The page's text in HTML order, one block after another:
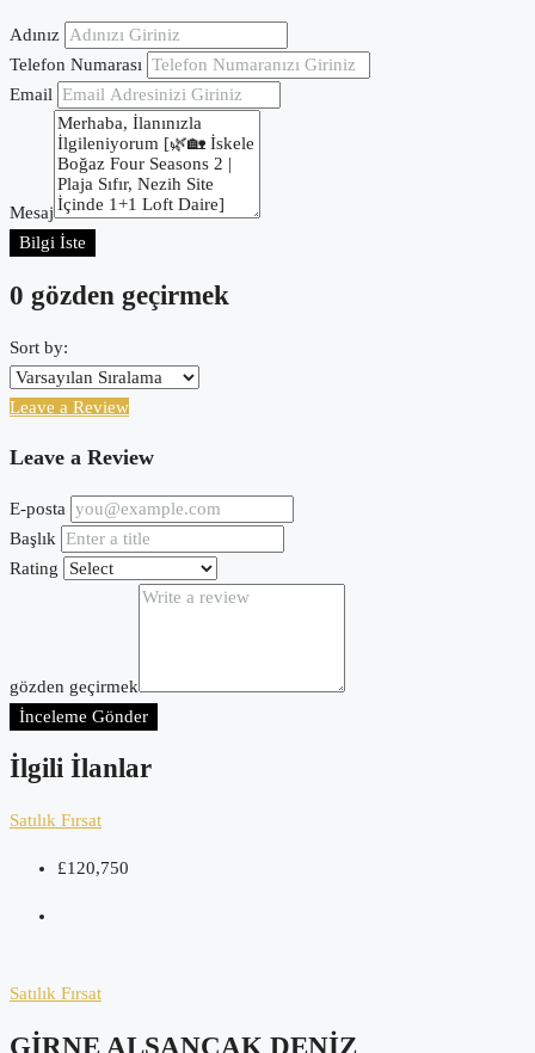
Adınız
Telefon Numarası
Email
Mesaj
Bilgi İste
0 gözden geçirmek
Sort by:
Leave a Review
Leave a Review
E-posta
Başlık
Rating
gözden geçirmek
İnceleme Gönder
İlgili İlanlar
Satılık Fırsat
£120,750
Satılık Fırsat
GIRNE ALSANCAK DENIZ